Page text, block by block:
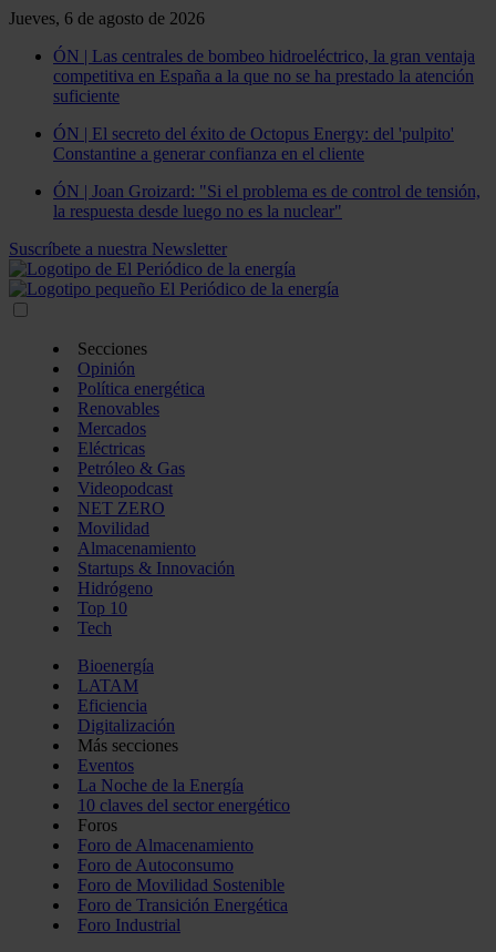
Jueves, 6 de agosto de 2026
ÓN | Las centrales de bombeo hidroeléctrico, la gran ventaja
competitiva en España a la que no se ha prestado la atención
suficiente
ÓN | El secreto del éxito de Octopus Energy: del 'pulpito'
Constantine a generar confianza en el cliente
ÓN | Joan Groizard: "Si el problema es de control de tensión,
la respuesta desde luego no es la nuclear"
Suscríbete a nuestra Newsletter
Secciones
Opinión
Política energética
Renovables
Mercados
Eléctricas
Petróleo & Gas
Videopodcast
NET ZERO
Movilidad
Almacenamiento
Startups & Innovación
Hidrógeno
Top 10
Tech
Bioenergía
LATAM
Eficiencia
Digitalización
Más secciones
Eventos
La Noche de la Energía
10 claves del sector energético
Foros
Foro de Almacenamiento
Foro de Autoconsumo
Foro de Movilidad Sostenible
Foro de Transición Energética
Foro Industrial